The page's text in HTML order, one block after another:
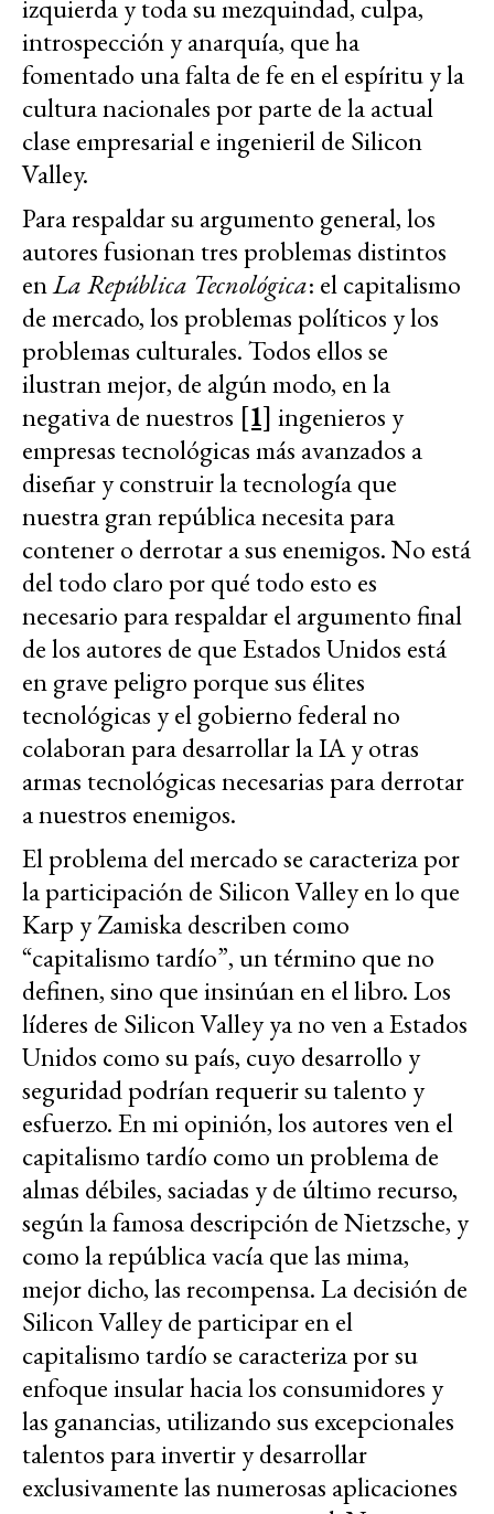
izquierda y toda su mezquindad, culpa,
introspección y anarquía, que ha
fomentado una falta de fe en el espíritu y la
cultura nacionales por parte de la actual
clase empresarial e ingenieril de Silicon
Valley.
Para respaldar su argumento general, los
autores fusionan tres problemas distintos
enLa República Tecnológica: el capitalismo
de mercado, los problemas políticos y los
problemas culturales. Todos ellos se
ilustran mejor, de algún modo, en la
negativa de nuestros [1] ingenieros y
empresas tecnológicas más avanzados a
diseñar y construir la tecnología que
nuestra gran república necesita para
contener o derrotar a sus enemigos. No está
del todo claro por qué todo esto es
necesario para respaldar el argumento final
de los autores de que Estados Unidos está
en grave peligro porque sus élites
tecnológicas y el gobierno federal no
colaboran para desarrollar la IA y otras
armas tecnológicas necesarias para derrotar
a nuestros enemigos.
El problema del mercado se caracteriza por
la participación de Silicon Valley en lo que
Karp y Zamiska describen como
“capitalismo tardío”, un término que no
definen, sino que insinúan en el libro. Los
líderes de Silicon Valley ya no ven a Estados
Unidos como su país, cuyo desarrollo y
seguridad podrían requerir su talento y
esfuerzo. En mi opinión, los autores ven el
capitalismo tardío como un problema de
almas débiles, saciadas y de último recurso,
según la famosa descripción de Nietzsche, y
como la república vacía que las mima,
mejor dicho, las recompensa. La decisión de
Silicon Valley de participar en el
capitalismo tardío se caracteriza por su
enfoque insular hacia los consumidores y
las ganancias, utilizando sus excepcionales
talentos para invertir y desarrollar
exclusivamente las numerosas aplicaciones